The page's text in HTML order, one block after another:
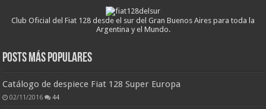
Club Oficial del Fiat 128 desde el sur del Gran Buenos Aires para toda la
Argentina y el Mundo.
Posts más populares
Catálogo de despiece Fiat 128 Super Europa
02/11/2016 44